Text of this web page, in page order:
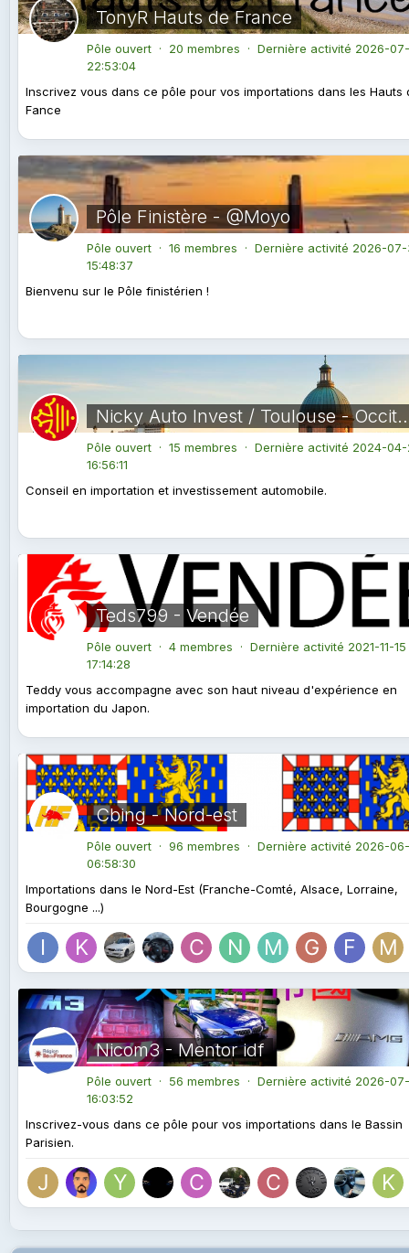
TonyR Hauts de France
Pôle ouvert · 20 membres · Dernière activité 2026-
22:53:04
Inscrivez vous dans ce pôle pour vos importations dans les Hauts
Fance
Pôle Finistère - @Moyo
Pôle ouvert · 16 membres · Dernière activité 2026-
15:48:37
Bienvenu sur le Pôle finistérien !
Nicky Auto Invest /
Pôle ouvert · 15 membres · Dernière activité 2024-
16:56:11
Conseil en importation et investissement automobile.
Teds799 - Vendée
Pôle ouvert · 4 membres · Dernière activité 2021-11-
17:14:28
Teddy vous accompagne avec son haut niveau d'expérience en
importation du Japon.
Cbing - Nord-est
Pôle ouvert · 96 membres · Dernière activité 2026-
06:58:30
Importations dans le Nord-Est (Franche-Comté, Alsace, Lorraine,
Bourgogne ...)
Nicom3 - Mentor idf
Pôle ouvert · 56 membres · Dernière activité 2026-
16:03:52
Inscrivez-vous dans ce pôle pour vos importations dans le Bassin
Parisien.